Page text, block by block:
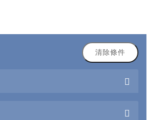
清除條件